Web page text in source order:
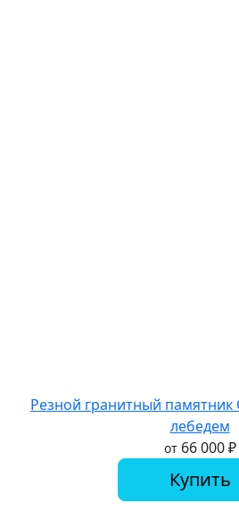
Резной гранитный памятник
лебедем
от 66 000₽
Купить